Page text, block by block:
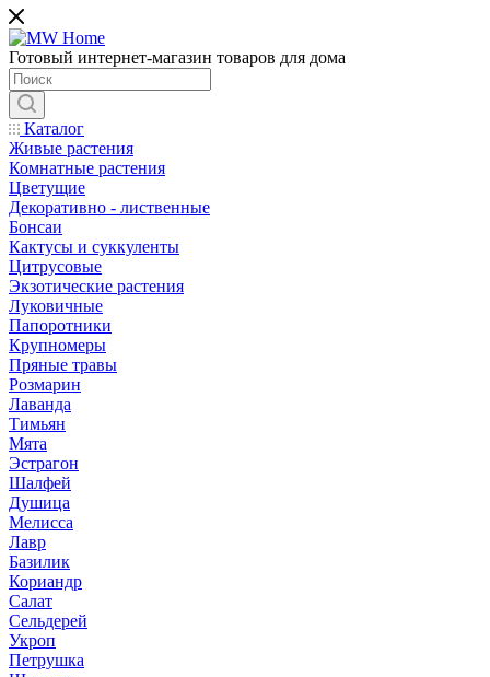
Готовый интернет-магазин товаров для дома
Каталог
Живые растения
Комнатные растения
Цветущие
Декоративно - лиственные
Бонсаи
Кактусы и суккуленты
Цитрусовые
Экзотические растения
Луковичные
Папоротники
Крупномеры
Пряные травы
Розмарин
Лаванда
Тимьян
Мята
Эстрагон
Шалфей
Душица
Мелисса
Лавр
Базилик
Кориандр
Салат
Сельдерей
Укроп
Петрушка